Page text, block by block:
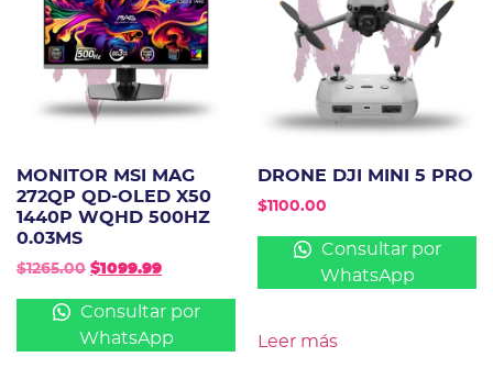
MONITOR MSI MAG
272QP QD-OLED X50
1440P WQHD 500HZ
0.03MS
$1265.00 $1099.99
Consultar por
WhatsApp
DRONE DJI MINI 5 PRO
$1100.00
Consultar por
WhatsApp
Leer más